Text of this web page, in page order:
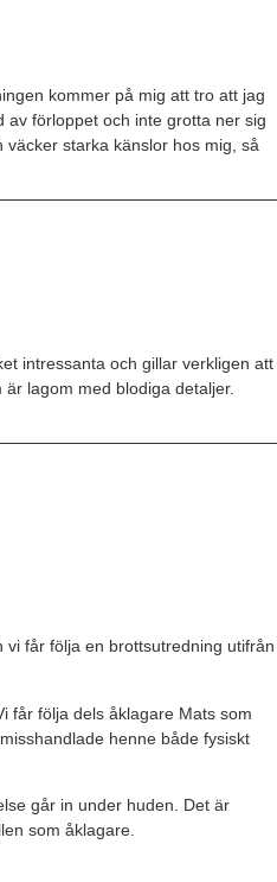
kommer på mig att tro att jag
av förloppet och inte grotta ner sig
starka känslor hos mig, så
intressanta och gillar verkligen att
lagom med blodiga detaljer.
får följa en brottsutredning utifrån
får följa dels åklagare Mats som
henne både fysiskt
går in under huden. Det är
som åklagare.